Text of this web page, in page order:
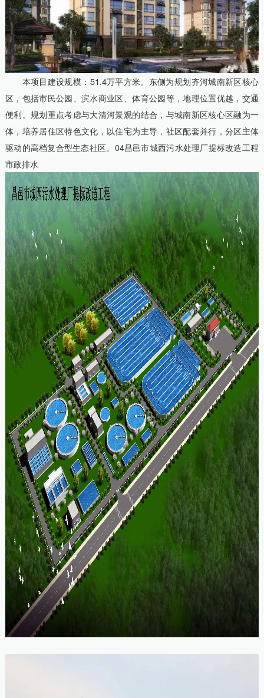
本项目建设规模：51.4万平方米。东侧为规划齐河城南新区核心
区，包括市民公园、滨水商业区、体育公园等，地理位置优越，交通
便利。规划重点考虑与大清河景观的结合，与城南新区核心区融为一
体，培养居住区特色文化，以住宅为主导，社区配套并行，分区主体
驱动的高档复合型生态社区。04昌邑市城西污水处理厂提标改造工程
市政排水